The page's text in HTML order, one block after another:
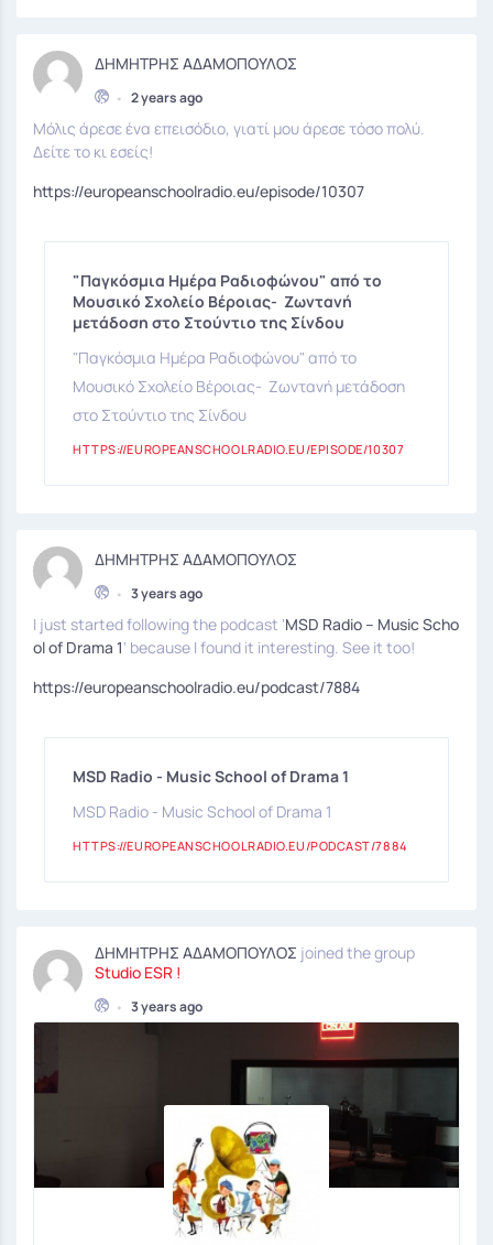
ΔΗΜΗΤΡΗΣ ΑΔΑΜΟΠΟΥΛΟΣ
• 2 years ago
Μόλις άρεσε ένα επεισόδιο, γιατί μου άρεσε τόσο πολύ.
Δείτε το κι εσείς!
https://europeanschoolradio.eu/episode/10307
"Παγκόσμια Ημέρα Ραδιοφώνου" από το
Μουσικό Σχολείο Βέροιας- Ζωντανή
μετάδοση στο Στούντιο της Σίνδου
"Παγκόσμια Ημέρα Ραδιοφώνου" από το
Μουσικό Σχολείο Βέροιας- Ζωντανή μετάδοση
στο Στούντιο της Σίνδου
HTTPS://EUROPEANSCHOOLRADIO.EU/EPISODE/10307
ΔΗΜΗΤΡΗΣ ΑΔΑΜΟΠΟΥΛΟΣ
• 3 years ago
I just started following the podcast ‘MSD Radio – Music Scho
ol of Drama 1‘ because I found it interesting. See it too!
https://europeanschoolradio.eu/podcast/7884
MSD Radio - Music School of Drama 1
MSD Radio - Music School of Drama 1
HTTPS://EUROPEANSCHOOLRADIO.EU/PODCAST/7884
ΔΗΜΗΤΡΗΣ ΑΔΑΜΟΠΟΥΛΟΣ joined the group
Studio ESR !
• 3 years ago